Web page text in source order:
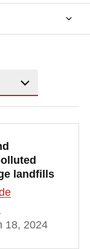
landfills
18, 2024